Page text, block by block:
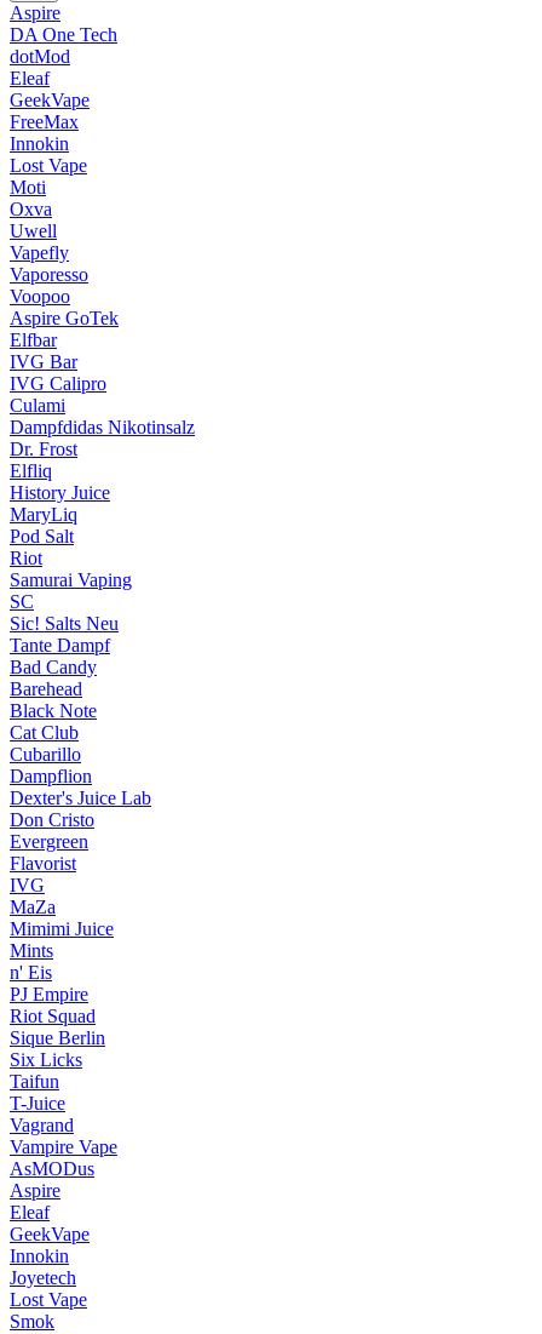
Aspire
DA One Tech
dotMod
Eleaf
GeekVape
FreeMax
Innokin
Lost Vape
Moti
Oxva
Uwell
Vapefly
Vaporesso
Voopoo
Aspire GoTek
Elfbar
IVG Bar
IVG Calipro
Culami
Dampfdidas Nikotinsalz
Dr. Frost
Elfliq
History Juice
MaryLiq
Pod Salt
Riot
Samurai Vaping
SC
Sic! Salts Neu
Tante Dampf
Bad Candy
Barehead
Black Note
Cat Club
Cubarillo
Dampflion
Dexter's Juice Lab
Don Cristo
Evergreen
Flavorist
IVG
MaZa
Mimimi Juice
Mints
n' Eis
PJ Empire
Riot Squad
Sique Berlin
Six Licks
Taifun
T-Juice
Vagrand
Vampire Vape
AsMODus
Aspire
Eleaf
GeekVape
Innokin
Joyetech
Lost Vape
Smok